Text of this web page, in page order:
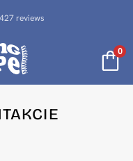
reviews
0